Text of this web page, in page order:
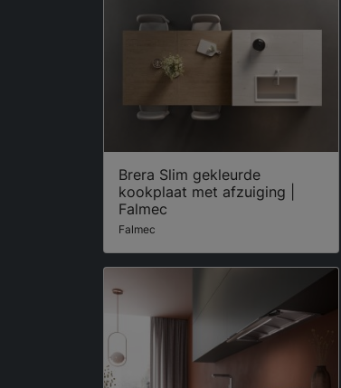
Brera Slim gekleurde
kookplaat met afzuiging |
Falmec
Falmec